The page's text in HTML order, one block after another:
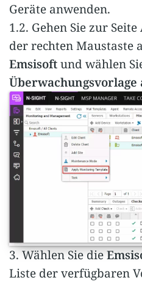
Geräte anwenden.
1.2. Gehen Sie zur Seite
der rechten Maustaste
Emsisoftund wählen
Überwachungsvorlage
3. Wählen Sie die
Liste der verfügbaren